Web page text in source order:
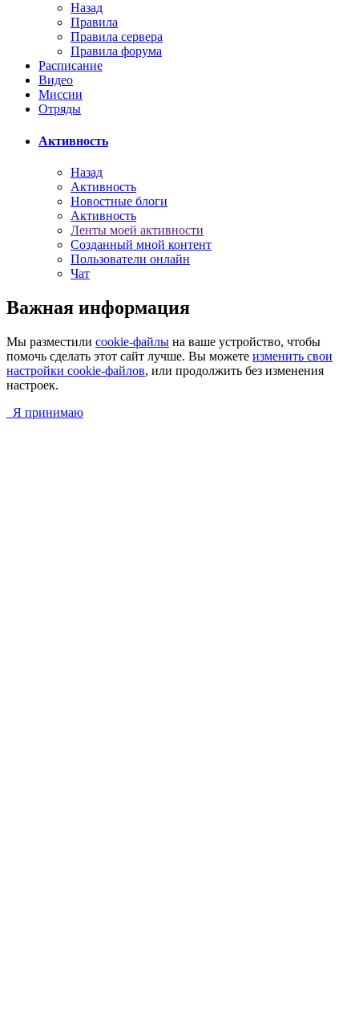
Назад
Правила
Правила сервера
Правила форума
Расписание
Видео
Миссии
Отряды
Активность
Назад
Активность
Новостные блоги
Активность
Ленты моей активности
Созданный мной контент
Пользователи онлайн
Чат
Важная информация
Мы разместили cookie-файлы на ваше устройство, чтобы
помочь сделать этот сайт лучше. Вы можете изменить свои
настройки cookie-файлов, или продолжить без изменения
настроек.
Я принимаю